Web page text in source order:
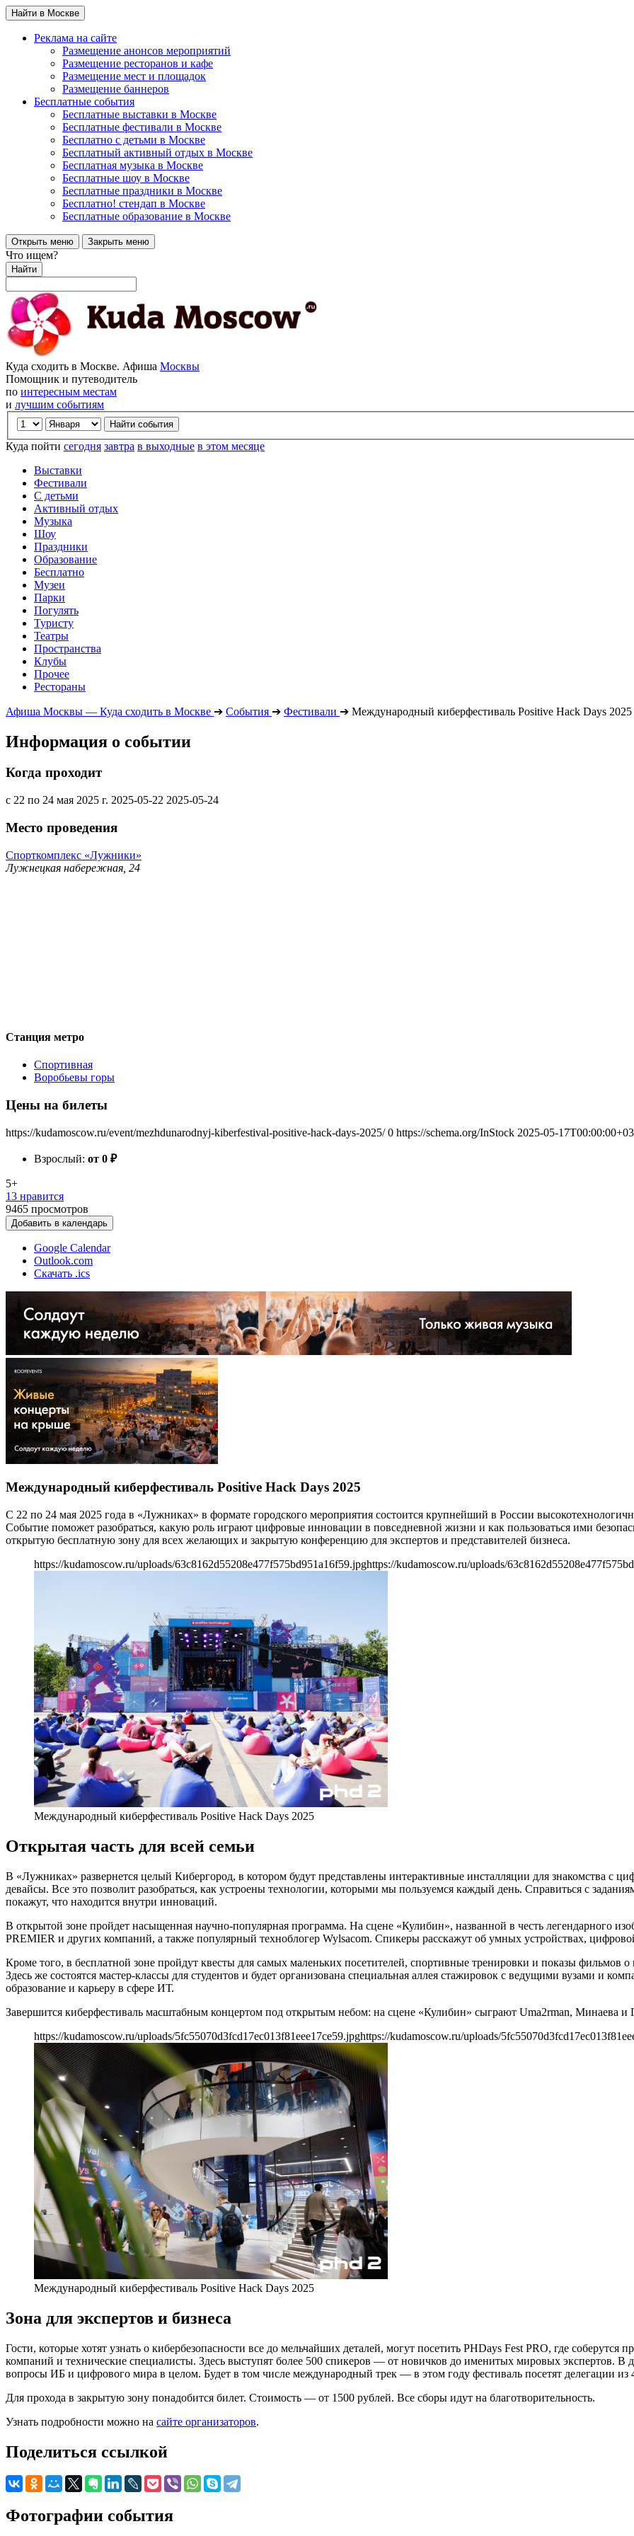
Найти в Москве
Реклама на сайте
Размещение анонсов мероприятий
Размещение ресторанов и кафе
Размещение мест и площадок
Размещение баннеров
Бесплатные события
Бесплатные выставки в Москве
Бесплатные фестивали в Москве
Бесплатно с детьми в Москве
Бесплатный активный отдых в Москве
Бесплатная музыка в Москве
Бесплатные шоу в Москве
Бесплатные праздники в Москве
Бесплатно! стендап в Москве
Бесплатные образование в Москве
Открыть меню Закрыть меню
Что ищем?
Найти
Куда сходить в Москве. Афиша Москвы
Помощник и путеводитель
по интересным местам
и лучшим событиям
Куда пойти сегодня завтра в выходные в этом месяце
Выставки
Фестивали
С детьми
Активный отдых
Музыка
Шоу
Праздники
Образование
Бесплатно
Музеи
Парки
Погулять
Туристу
Театры
Пространства
Клубы
Прочее
Рестораны
Афиша Москвы — Куда сходить в Москве ➔ События ➔ Фестивали ➔ Международный киберфестиваль Positive Hack Days 2025
Информация о событии
Когда проходит
с 22 по 24 мая 2025 г. 2025-05-22 2025-05-24
Место проведения
Спорткомплекс «Лужники»
Лужнецкая набережная, 24
Станция метро
Спортивная
Воробьевы горы
Цены на билеты
https://kudamoscow.ru/event/mezhdunarodnyj-kiberfestival-positive-hack-days-2025/ 0 https://schema.org/InStock 2025-05-
Взрослый: от 0 ₽
5+
13 нравится
9465 просмотров
Добавить в календарь
Google Calendar
Outlook.com
Скачать .ics
Международный киберфестиваль Positive Hack Days 2025
С 22 по 24 мая 2025 года в «Лужниках» в формате городского мероприятия состоится крупнейший в России
Событие поможет разобраться, какую роль играют цифровые инновации в повседневной жизни и как пользоваться ими
открытую бесплатную зону для всех желающих и закрытую конференцию для экспертов и представителей бизнеса.
https://kudamoscow.ru/uploads/63c8162d55208e477f575bd951a16f59.jpghttps://kudamoscow.ru/uploads/
Международный киберфестиваль Positive Hack Days 2025
Открытая часть для всей семьи
В «Лужниках» развернется целый Кибергород, в котором будут представлены интерактивные инсталляции для знакомства
девайсы. Все это позволит разобраться, как устроены технологии, которыми мы пользуемся каждый день. Справиться с
покажут, что находится внутри инноваций.
В открытой зоне пройдет насыщенная научно-популярная программа. На сцене «Кулибин», названной в честь легендарного
PREMIER и других компаний, а также популярный техноблогер Wylsacom. Спикеры расскажут об умных устройствах,
Кроме того, в бесплатной зоне пройдут квесты для самых маленьких посетителей, спортивные тренировки и показы фильмов
Здесь же состоятся мастер-классы для студентов и будет организована специальная аллея стажировок с ведущими вузами и
образование и карьеру в сфере ИТ.
Завершится киберфестиваль масштабным концертом под открытым небом: на сцене «Кулибин» сыграют Uma2rman, Минаева
https://kudamoscow.ru/uploads/5fc55070d3fcd17ec013f81eee17ce59.jpghttps://kudamoscow.ru/uploads/
Международный киберфестиваль Positive Hack Days 2025
Зона для экспертов и бизнеса
Гости, которые хотят узнать о кибербезопасности все до мельчайших деталей, могут посетить PHDays Fest PRO, где
компаний и технические специалисты. Здесь выступят более 500 спикеров — от новичков до именитых мировых экспертов. В
вопросы ИБ и цифрового мира в целом. Будет в том числе международный трек — в этом году фестиваль посетят делегации из
Для прохода в закрытую зону понадобится билет. Стоимость — от 1500 рублей. Все сборы идут на благотворительность.
Узнать подробности можно на сайте организаторов.
Поделиться ссылкой
Фотографии события